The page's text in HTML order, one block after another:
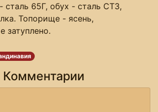
сталь 65Г, обух - сталь СТ3,
Топорище - ясень,
затуплено.
Комментарии